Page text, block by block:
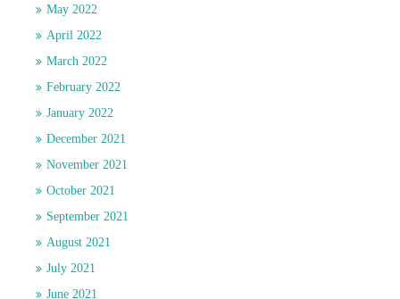
May 2022
April 2022
March 2022
February 2022
January 2022
December 2021
November 2021
October 2021
September 2021
August 2021
July 2021
June 2021